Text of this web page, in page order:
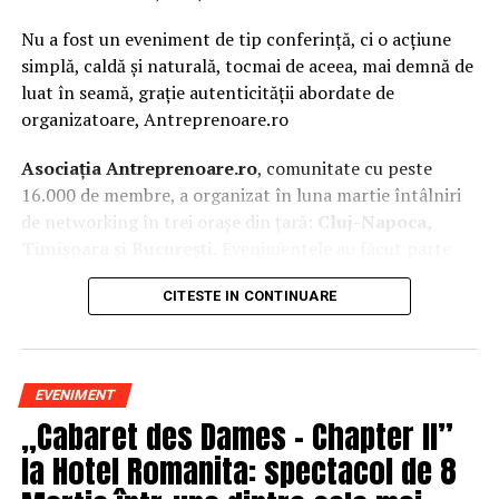
Nu a fost un eveniment de tip conferință, ci o acțiune
simplă, caldă și naturală, tocmai de aceea, mai demnă de
luat în seamă, grație autenticității abordate de
organizatoare, Antreprenoare.ro
Asociația Antreprenoare.ro, comunitate cu peste
16.000 de membre, a organizat în luna martie întâlniri
de networking în trei orașe din țară:
Cluj-Napoca,
campania națională„Aleg să fiu vizibilă„, o
inițiativă care combină sesiuni de fotografie de brand
prezentă, cu numele tău și cu afacerea ta, în spațiul
public.
La Cluj-Napoca, sesiunile foto au fost susținute de doi
fotografi profesioniști:Valentina Mihalache
(lightsun.ro) șiDeni Sîrb(DA Studio). Valentina a venit
CITESTE IN CONTINUARE
EVENIMENT
„Cabaret des Dames – Chapter II”
la Hotel Romanita: spectacol de 8